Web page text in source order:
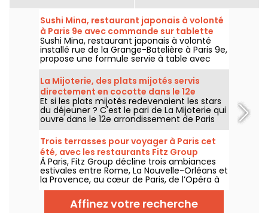
Sushi Mina, restaurant japonais à volonté
à Paris 9e avec commande sur tablette
Sushi Mina, restaurant japonais à volonté
installé rue de la Grange-Batelière à Paris 9e,
propose une formule servie à table avec
commande sur tablette. Sushis, makis,
gyozas, brochettes et plats préparés à la
demande sont proposés midi et soir, du
mardi au dimanche.
La Mijoterie, des plats mijotés servis
directement en cocotte dans le 12e
arrondissement
Et si les plats mijotés redevenaient les stars
du déjeuner ? C'est le pari de La Mijoterie qui
ouvre dans le 12e arrondissement de Paris
avec une cuisine de longue cuisson
imaginée par le chef Augustin Garnier et
servie directement dans des cocottes.
Trois terrasses pour voyager à Paris cet
été, avec les restaurants Fitz Group
À Paris, Fitz Group décline trois ambiances
estivales entre Rome, La Nouvelle-Orléans et
la Provence, au cœur de Paris, de l’Opéra à
la Tour Eiffel. Chaque adresse, grâce à sa
terrasse, offre une escale à part entière,
sans quitter la capitale .
Affinez votre recherche